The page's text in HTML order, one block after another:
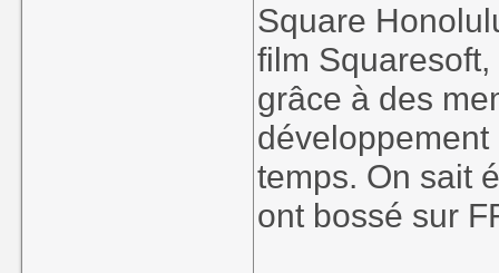
Square
film
grâce à des
temps. On sait
ont bossé sur